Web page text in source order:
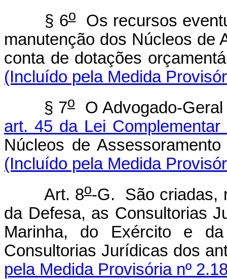
§ 6oOs recursos
manutenção dos Núcleos de
conta de dotações
(Incluído pela Medida
§ 7o
O Advogado-
art. 45 da Lei
Núcleos de
(Incluído pela Medida
Art. 8o-G. São criadas,
da Defesa, as Consultorias
Marinha, do Exército e
Consultorias Jurídicas dos
pela Medida Provisória nº